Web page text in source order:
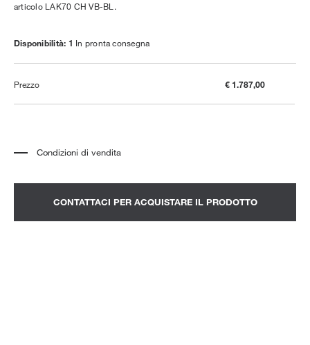
articolo LAK70 CH VB-BL.
Disponibilità: 1 In pronta consegna
Prezzo € 1.787,00
Condizioni di vendita
quotarsi a parte.
Il prezzo non include trasporto e montaggio.
CONTATTACI PER ACQUISTARE IL PRODOTTO